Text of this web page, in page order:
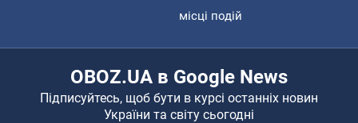
місці подій
OBOZ.UA в Google News
Підписуйтесь, щоб бути в курсі останніх новин
України та світу сьогодні